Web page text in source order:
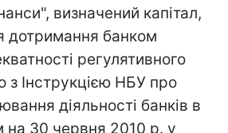
визначений капітал,
дотримання банком
регулятивного
з Інструкцією НБУ про
діяльності банків в
на 30 червня 2010 р. у